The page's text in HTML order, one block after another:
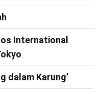
International
dalam Karung’